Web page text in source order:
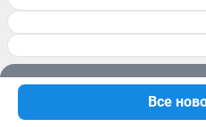
Все
Подписаться на новости